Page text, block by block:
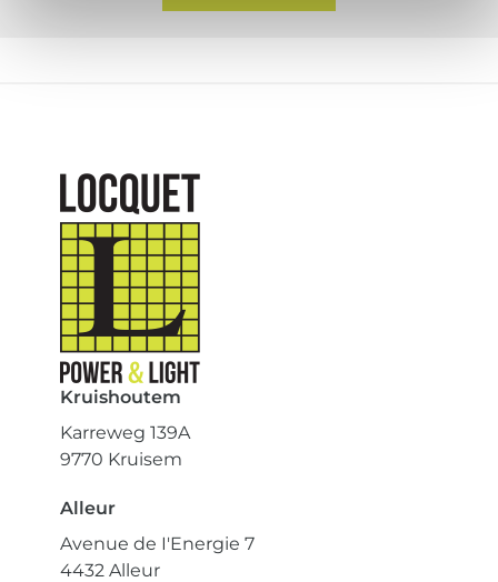
Kruishoutem
Karreweg 139A
9770 Kruisem
Alleur
Avenue de I'Energie 7
4432 Alleur